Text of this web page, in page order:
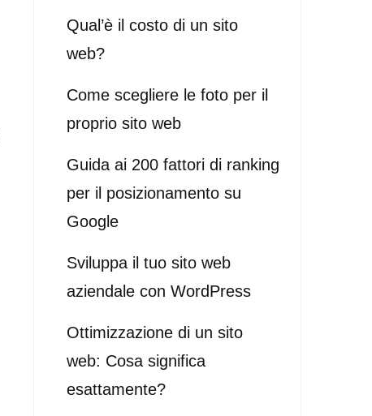
Qual’è il costo di un sito
web?
Come scegliere le foto per il
proprio sito web
Guida ai 200 fattori di ranking
per il posizionamento su
Google
Sviluppa il tuo sito web
aziendale con WordPress
Ottimizzazione di un sito
web: Cosa significa
esattamente?